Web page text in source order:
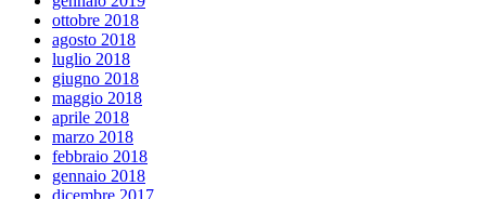
ottobre 2018
agosto 2018
luglio 2018
giugno 2018
maggio 2018
aprile 2018
marzo 2018
febbraio 2018
gennaio 2018
dicembre 2017